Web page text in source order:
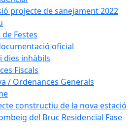
projecte de sanejament 2022
Festes
oficial
dies inhàbils
Fiscals
/ Ordenances Generals
constructiu de la nova estació
del Bruc Residencial Fase